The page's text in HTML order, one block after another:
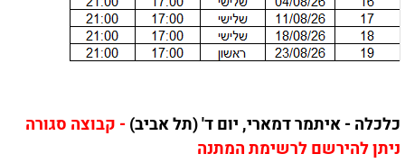
כלכלה - איתמר דמארי, יום ד' (תל אביב)- קבוצה סגורה
ניתן להירשם לרשימת המתנה